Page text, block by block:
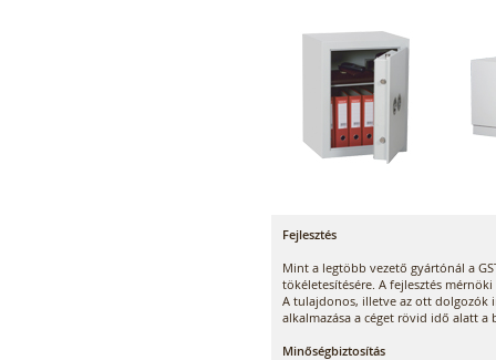
Fejlesztés
Mint a legtöbb vezető gyártónál a
tökéletesítésére. A fejlesztés
A tulajdonos, illetve az ott dolgozók
alkalmazása a céget rövid idő alatt
Minőségbiztosítás